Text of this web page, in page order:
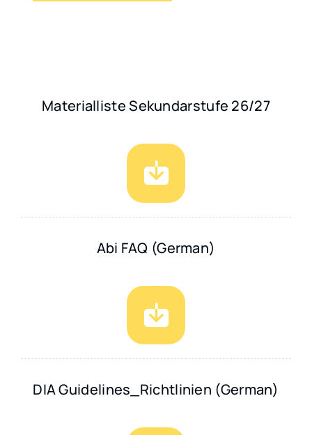
Materialliste Sekundarstufe 26/27
Abi FAQ (German)
DIA Guidelines_Richtlinien (German)